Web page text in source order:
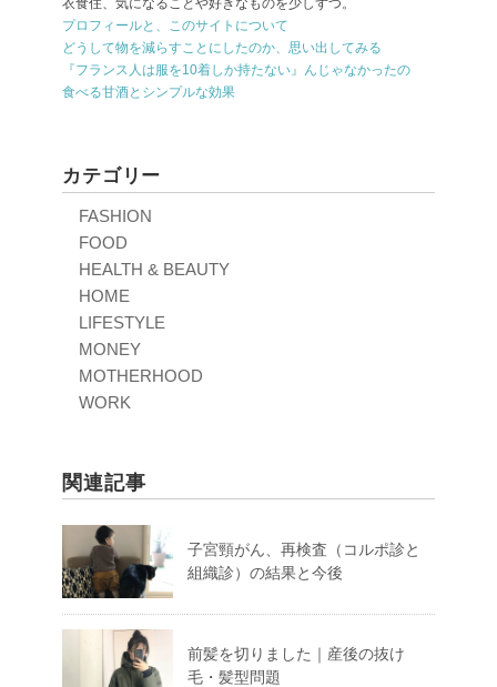
プロフィールと、このサイトについて
どうして物を減らすことにしたのか、思い出してみる
『フランス人は服を10着しか持たない』んじゃなかったの
食べる甘酒とシンプルな効果
カテゴリー
FASHION
FOOD
HEALTH & BEAUTY
HOME
LIFESTYLE
MONEY
MOTHERHOOD
WORK
関連記事
子宮頸がん、再検査（コルポ診と
組織診）の結果と今後
前髪を切りました｜産後の抜け
毛・髪型問題